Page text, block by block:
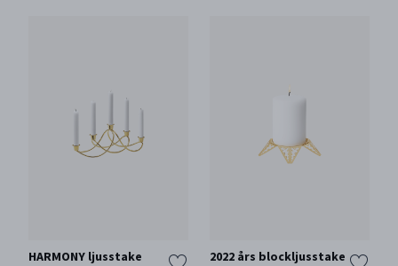
HARMONY ljusstake 2022 års blockljusstake